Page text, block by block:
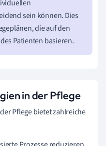
sein können. Dies
die auf den
Patienten basieren.
in der Pflege
Pflege bietet zahlreiche